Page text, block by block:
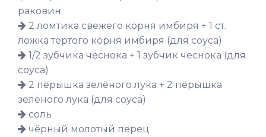
раковин
2 ломтика свежего корня имбиря + 1 ст.
ложка тёртого корня имбиря (для соуса)
1/2 зубчика чеснока + 1 зубчик чеснока (для
соуса)
2 пёрышка зелёного лука + 2 пёрышка
зелёного лука (для соуса)
соль
чёрный молотый перец